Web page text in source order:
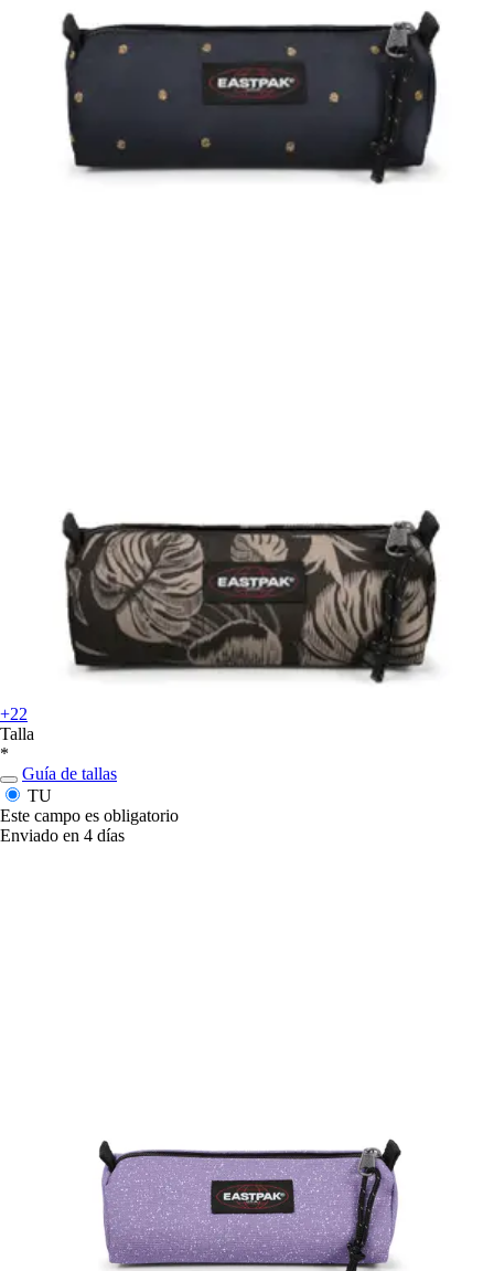
+22
Talla
*
Guía de tallas
TU
Este campo es obligatorio
Enviado en 4 días